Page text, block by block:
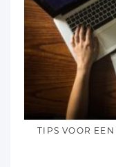
TIPS VOOR